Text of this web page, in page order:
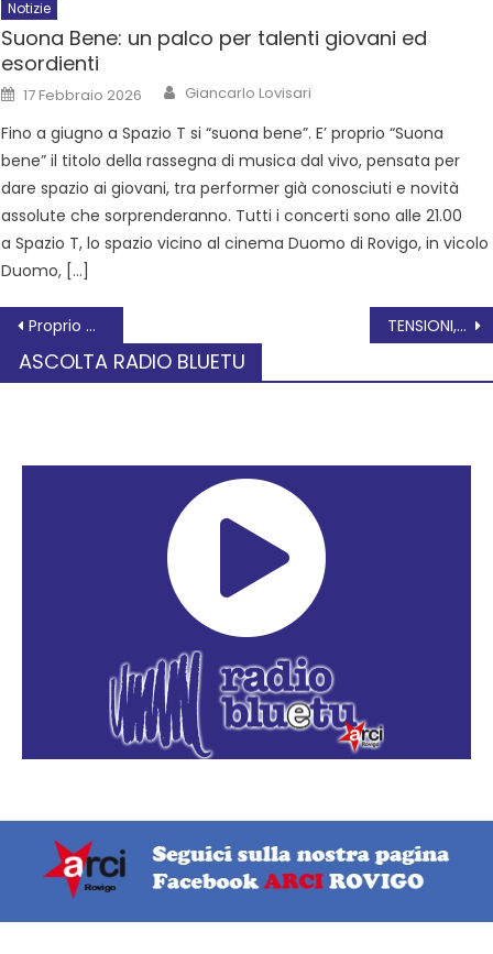
Notizie
Suona Bene: un palco per talenti giovani ed
esordienti
17 Febbraio 2026 Giancarlo Lovisari
Fino a giugno a Spazio T si “suona bene”. E’ proprio “Suona
bene” il titolo della rassegna di musica dal vivo, pensata per
dare spazio ai giovani, tra performer già conosciuti e novità
assolute che sorprenderanno. Tutti i concerti sono alle 21.00
a Spazio T, lo spazio vicino al cinema Duomo di Rovigo, in vicolo
Duomo, […]
Proprio Oggi 9 ottobre TENSIONI, seconda giornata del Festival di Arti e sguardi sul presente
ASCOLTA RADIO BLUETU